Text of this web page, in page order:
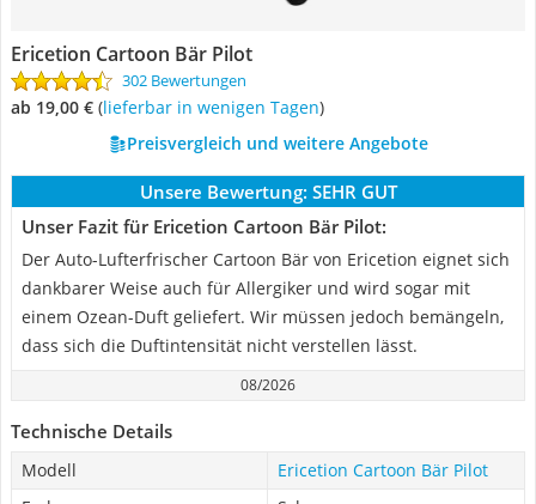
Ericetion Cartoon Bär Pilot
302 Bewertungen
ab 19,00 € ( Lieferbar in wenigen Tagen)
Preisvergleich und weitere Angebote
Unsere Bewertung: SEHR GUT
Unser Fazit für Ericetion Cartoon Bär Pilot:
Der Auto-Lufterfrischer Cartoon Bär von Ericetion eignet sich
dankbarer Weise auch für Allergiker und wird sogar mit
einem Ozean-Duft geliefert. Wir müssen jedoch bemängeln,
dass sich die Duftintensität nicht verstellen lässt.
08/2026
Technische Details
Modell
Ericetion Cartoon Bär Pilot